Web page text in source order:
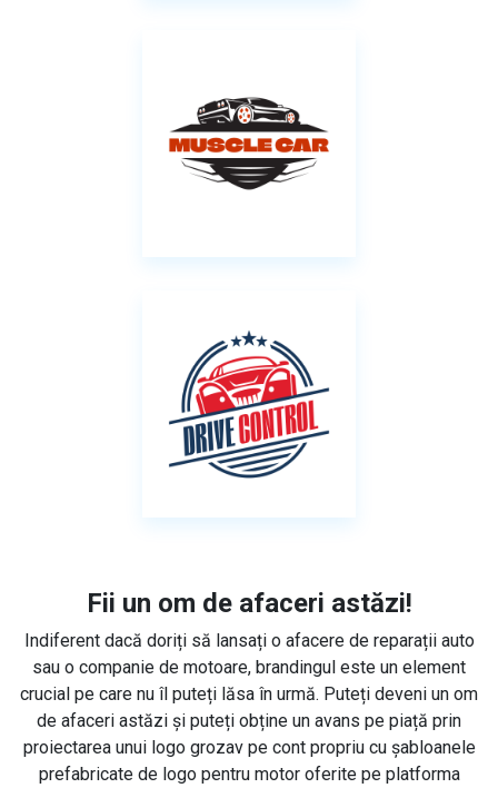
Fii un om de afaceri astăzi!
Indiferent dacă doriți să lansați o afacere de reparații auto
sau o companie de motoare, brandingul este un element
crucial pe care nu îl puteți lăsa în urmă. Puteți deveni un om
de afaceri astăzi și puteți obține un avans pe piață prin
proiectarea unui logo grozav pe cont propriu cu șabloanele
prefabricate de logo pentru motor oferite pe platforma